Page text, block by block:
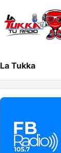
La Tukka